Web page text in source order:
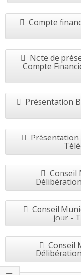
Compte
Note de
Compte
Présentation
Présentation
Conseil
Conseil
jour -
Conseil